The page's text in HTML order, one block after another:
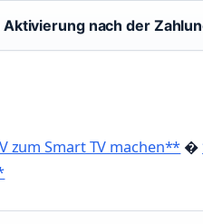
nach der
zum Smart TV machen** �